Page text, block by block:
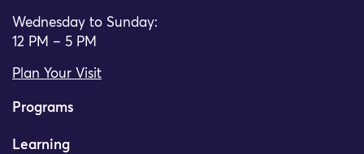
Wednesday to Sunday:
12 PM – 5 PM
Plan Your Visit
Programs
Learning